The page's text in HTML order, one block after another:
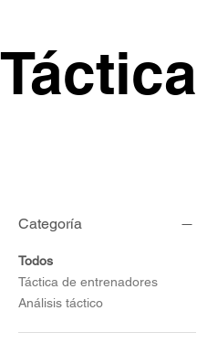
Categoría
Todos
Táctica de entrenadores
Análisis táctico